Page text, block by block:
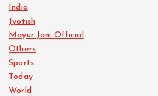
India
Jyotish
Mayur Jani Official
Others
Sports
Today
World